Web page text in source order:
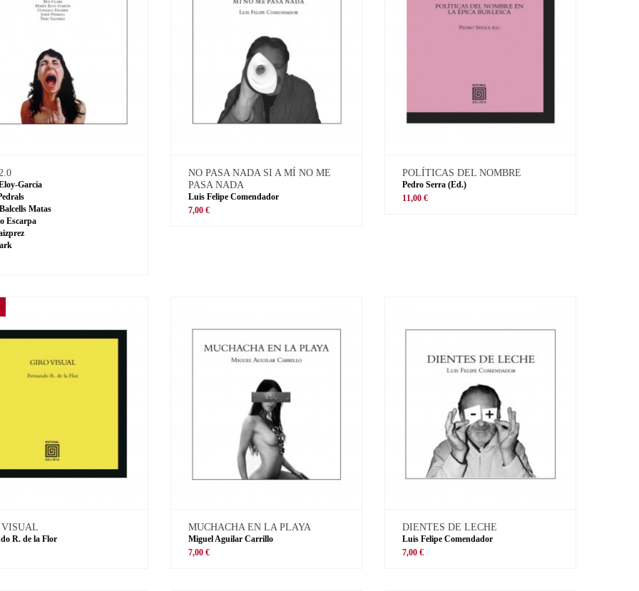
García
Matas
Escarpa
NO PASA NADA SI A MÍ NO ME
PASA NADA
Luis Felipe Comendador
7,00 €
POLÍTICAS DEL NOMBRE
Pedro Serra (Ed.)
11,00 €
VISUAL
R. de la Flor
MUCHACHA EN LA PLAYA
Miguel Aguilar Carrillo
7,00 €
DIENTES DE LECHE
Luis Felipe Comendador
7,00 €